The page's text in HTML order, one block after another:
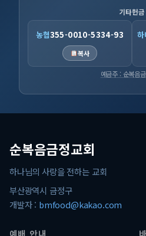
기타헌금
농협355-0010-5334-93
복사
예금주 : 순복음
순복음금정교회
하나님의 사랑을 전하는 교회
부산광역시 금정구
개발자 : bmfood@kakao.com
예배 안내